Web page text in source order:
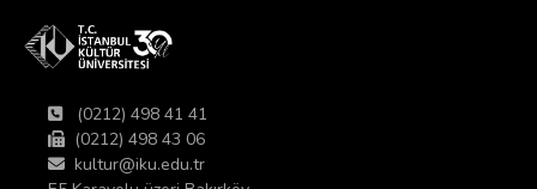
(0212) 498 41 41
(0212) 498 43 06
kultur@iku.edu.tr